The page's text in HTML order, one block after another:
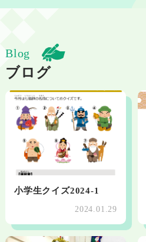
Blog
ブログ
小学生クイズ2024-1
2024.01.29